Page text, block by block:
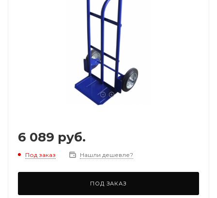
6 089 руб.
Под заказ Нашли дешевле?
ПОД ЗАКАЗ